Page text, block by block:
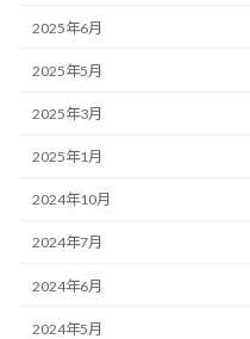
2025年6月
2025年5月
2025年3月
2025年1月
2024年10月
2024年7月
2024年6月
2024年5月